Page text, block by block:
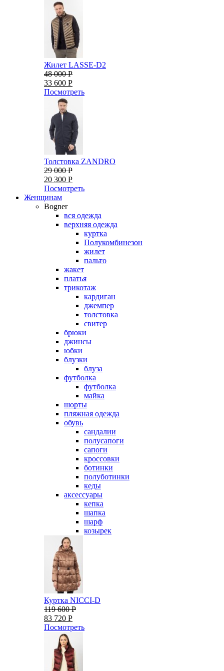
Жилет LASSE-D2
48 000 Р
33 600 Р
Посмотреть
Толстовка ZANDRO
29 000 Р
20 300 Р
Посмотреть
Женщинам
Bogner
вся одежда
верхняя одежда
куртка
Полукомбинезон
жилет
пальто
жакет
платья
трикотаж
кардиган
джемпер
толстовка
свитер
брюки
джинсы
юбки
блузки
блуза
футболка
футболка
майка
шорты
пляжная одежда
oбувь
сандалии
полусапоги
сапоги
кроссовки
ботинки
полуботинки
кеды
аксессуары
кепка
шапка
шарф
козырек
Куртка NICCI-D
119 600 Р
83 720 Р
Посмотреть